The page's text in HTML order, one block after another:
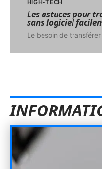
HIGH-TECH
Les astuces pour
sans logiciel
Le besoin de transférer